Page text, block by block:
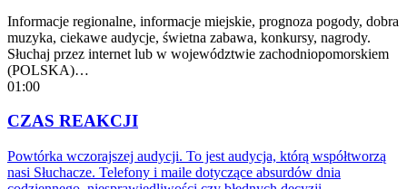
Informacje regionalne, informacje miejskie, prognoza pogody, dobra
muzyka, ciekawe audycje, świetna zabawa, konkursy, nagrody.
Słuchaj przez internet lub w województwie zachodniopomorskiem
(POLSKA)…
01:00
CZAS REAKCJI
Powtórka wczorajszej audycji. To jest audycja, którą współtworzą
nasi Słuchacze. Telefony i maile dotyczące absurdów dnia